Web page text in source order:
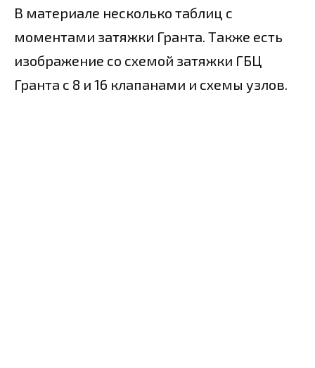
В материале несколько таблиц с
моментами затяжки Гранта. Также есть
изображение со схемой затяжки ГБЦ
Гранта с 8 и 16 клапанами и схемы узлов.